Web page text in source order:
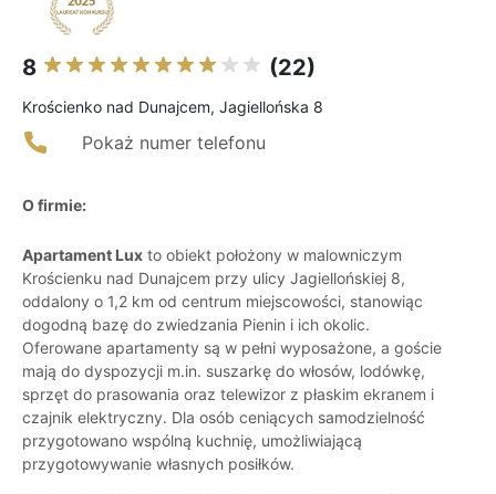
8 (22)
Krościenko nad Dunajcem, Jagiellońska 8
Pokaż numer telefonu
O firmie:
Apartament Lux to obiekt położony w malowniczym
Krościenku nad Dunajcem przy ulicy Jagiellońskiej 8,
oddalony o 1,2 km od centrum miejscowości, stanowiąc
dogodną bazę do zwiedzania Pienin i ich okolic.
Oferowane apartamenty są w pełni wyposażone, a goście
mają do dyspozycji m.in. suszarkę do włosów, lodówkę,
sprzęt do prasowania oraz telewizor z płaskim ekranem i
czajnik elektryczny. Dla osób ceniących samodzielność
przygotowano wspólną kuchnię, umożliwiającą
przygotowywanie własnych posiłków.